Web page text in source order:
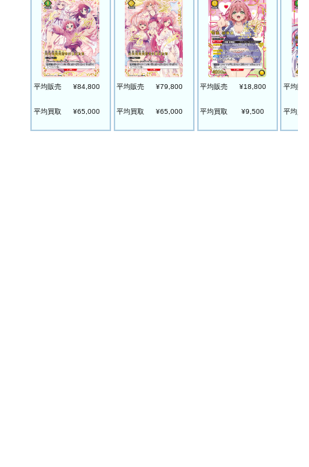
平均販売
平均買取
¥84,800
¥65,000
平均販売
平均買取
¥79,800
¥65,000
平均販売
平均買取
¥18,800
¥9,500
平均販
平均買